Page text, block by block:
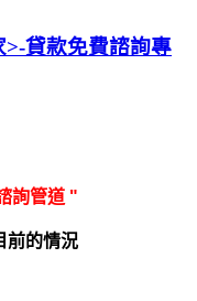
>-貸款免費諮詢專
詢管道 "
前的情況